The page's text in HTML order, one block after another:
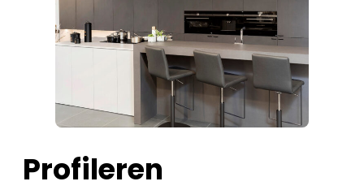
Profileren